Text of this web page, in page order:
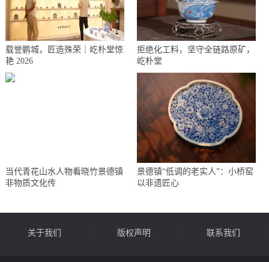
载誉鹏城，匠造殊荣｜屹朴堂惊
艳 2026
拒绝化工料，坚守全链路原矿，
屹朴堂
当代青花山水人物看晓竹景德镇
非物质文化传
景德镇“低调的老实人”：小桥窑
以非遗匠心
关于我们 版权声明 联系我们